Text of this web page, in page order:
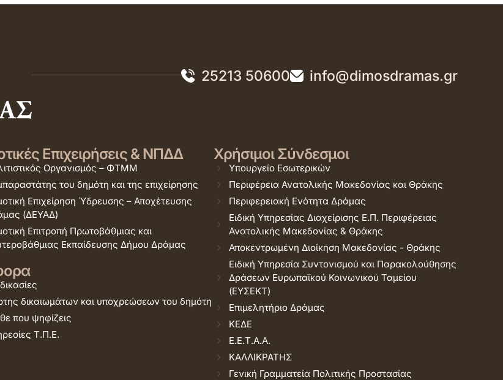
25213 50600 info@dimosdramas.gr
Επιχειρήσεις & ΝΠΔΔ
Οργανισμός – ΦΤΜΜ
του δημότη και της επιχείρησης
Επιχείρηση Ύδρευσης – Αποχέτευσης
(ΔΕΥΑΔ)
Επιτροπή Πρωτοβάθμιας και
Εκπαίδευσης Δήμου Δράμας
δικαιωμάτων και υποχρεώσεων του δημότη
που ψηφίζεις
Τ.Π.Ε.
Χρήσιμοι Σύνδεσμοι
Υπουργείο Εσωτερικών
Περιφέρεια Ανατολικής Μακεδονίας και Θράκης
Περιφερειακή Ενότητα Δράμας
Ειδική Υπηρεσίας Διαχείρισης Ε.Π. Περιφέρειας
Ανατολικής Μακεδονίας & Θράκης
Αποκεντρωμένη Διοίκηση Μακεδονίας - Θράκης
Ειδική Υπηρεσία Συντονισμού και Παρακολούθησης
Δράσεων Ευρωπαϊκού Κοινωνικού Ταμείου
(ΕΥΣΕΚΤ)
Επιμελητήριο Δράμας
ΚΕΔΕ
Ε.Ε.Τ.Α.Α.
ΚΑΛΛΙΚΡΑΤΗΣ
Γενική Γραμματεία Πολιτικής Προστασίας